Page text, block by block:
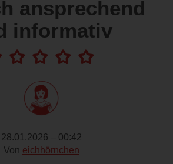
ansprechend
informativ
28.01.2026 – 00:42
Von eichhörnchen